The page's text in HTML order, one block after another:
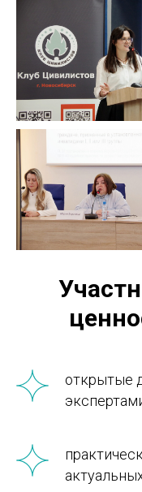
открытые